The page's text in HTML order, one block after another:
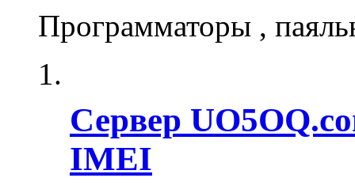
Программаторы ,
Сервер
IMEI